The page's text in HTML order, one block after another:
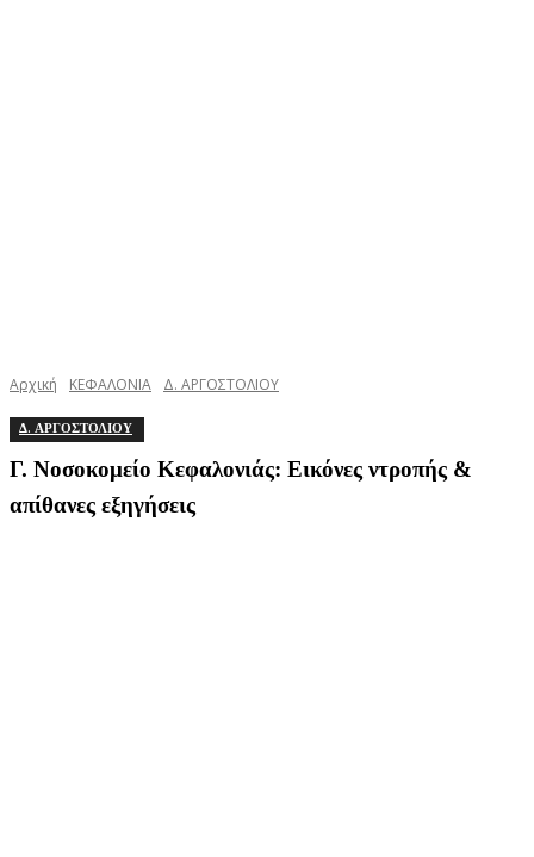
Αρχική ΚΕΦΑΛΟΝΙΑ Δ. ΑΡΓΟΣΤΟΛΙΟΥ
Δ. ΑΡΓΟΣΤΟΛΙΟΥ
Γ. Νοσοκομείο Κεφαλονιάς: Εικόνες ντροπής &
απίθανες εξηγήσεις